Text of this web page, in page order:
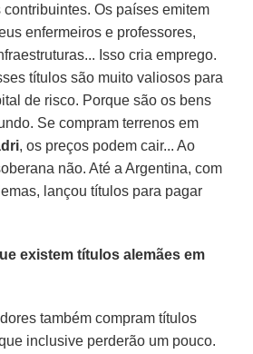
Os países emitem
enfermeiros e professores,
Isso cria emprego.
títulos são muito valiosos para
de risco. Porque são os bens
Se compram terrenos em
, os preços podem cair... Ao
não. Até a Argentina, com
lançou títulos para pagar
existem títulos alemães em
também compram títulos
inclusive perderão um pouco.